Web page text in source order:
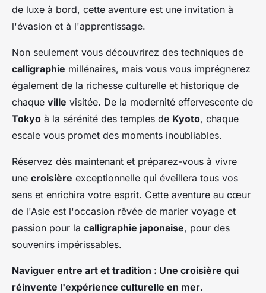
de luxe à bord, cette aventure est une invitation à
l'évasion et à l'apprentissage.
Non seulement vous découvrirez des techniques de
calligraphie millénaires, mais vous vous imprégnerez
également de la richesse culturelle et historique de
chaque ville visitée. De la modernité effervescente de
Tokyo à la sérénité des temples de Kyoto, chaque
escale vous promet des moments inoubliables.
Réservez dès maintenant et préparez-vous à vivre
une croisière exceptionnelle qui éveillera tous vos
sens et enrichira votre esprit. Cette aventure au cœur
de l'Asie est l'occasion rêvée de marier voyage et
passion pour la calligraphie japonaise, pour des
souvenirs impérissables.
Naviguer entre art et tradition : Une croisière qui
réinvente l'expérience culturelle en mer.